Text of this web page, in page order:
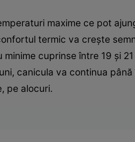
maxime ce pot
termic va crește
cuprinse între 19 și
canicula va continua
pe alocuri.